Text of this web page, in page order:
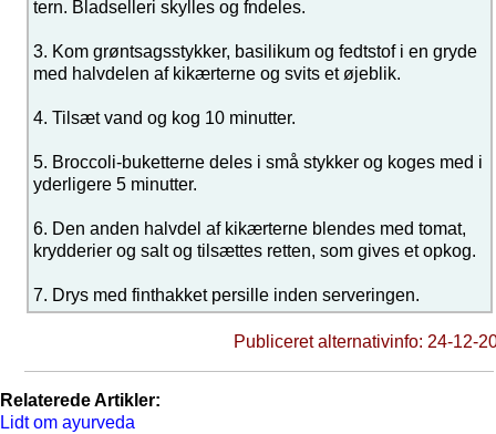
tern. Bladselleri skylles og fndeles.
3. Kom grøntsagsstykker, basilikum og fedtstof i en gryde
med halvdelen af kikærterne og svits et øjeblik.
4. Tilsæt vand og kog 10 minutter.
5. Broccoli-buketterne deles i små stykker og koges med i
yderligere 5 minutter.
6. Den anden halvdel af kikærterne blendes med tomat,
krydderier og salt og tilsættes retten, som gives et opkog.
7. Drys med finthakket persille inden serveringen.
Publiceret alternativinfo: 24-12-
Relaterede Artikler:
Lidt om ayurveda